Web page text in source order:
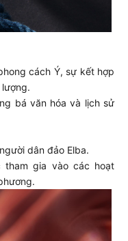
cách Ý, sự kết hợp
bá văn hóa và lịch sử
dân đảo Elba.
tham gia vào các hoạt